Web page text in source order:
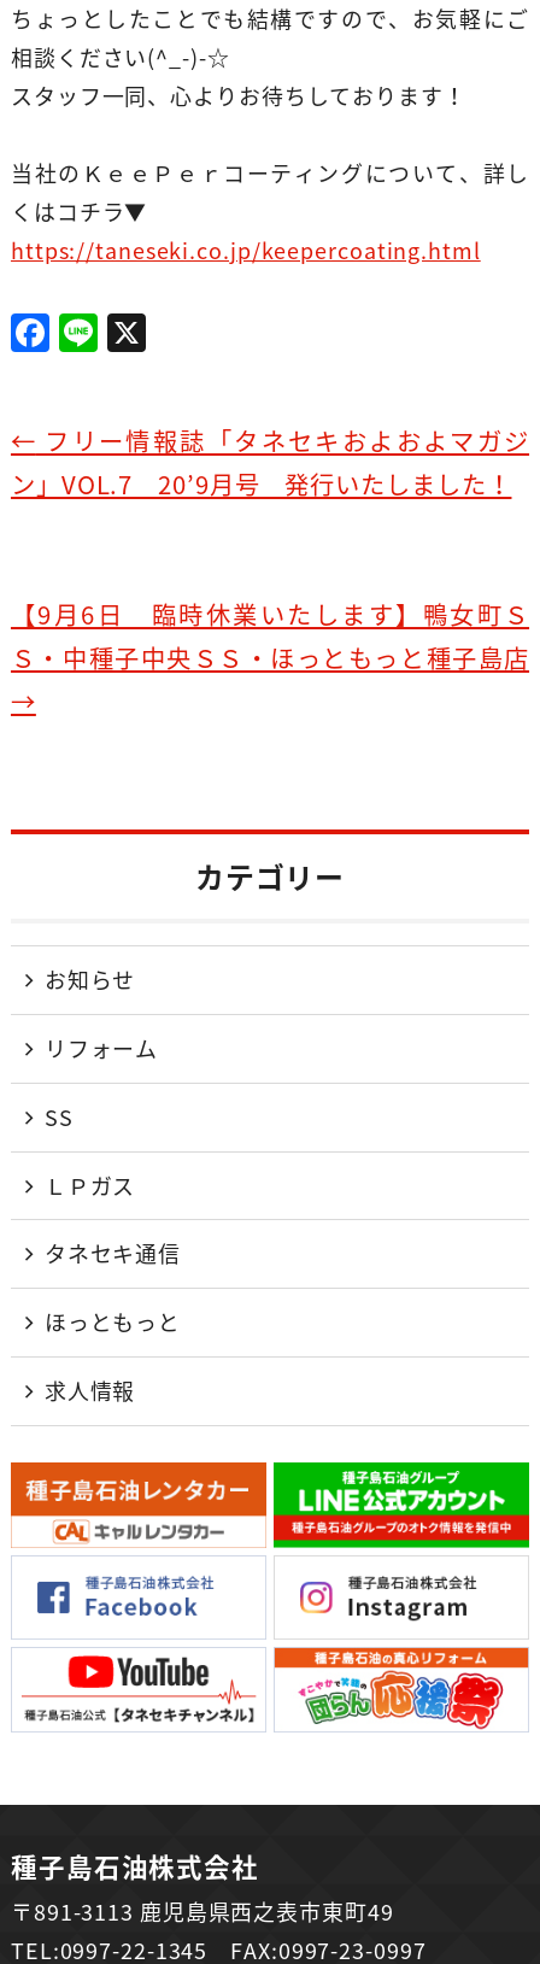
ちょっとしたことでも結構ですので、お気軽にご
相談ください(^_-)-☆
スタッフ一同、心よりお待ちしております！
当社のＫｅｅＰｅｒコーティングについて、詳し
くはコチラ▼
https://taneseki.co.jp/keepercoating.html
F
a
e
b
k
Li
n
X
← フリー情報誌「タネセキおよおよマガジ
ン」VOL.7 20’9月号 発行いたしました！
【9月6日 臨時休業いたします】鴨女町Ｓ
Ｓ・中種子中央ＳＳ・ほっともっと種子島店
→
カテゴリー
お知らせ
リフォーム
SS
ＬＰガス
タネセキ通信
ほっともっと
求人情報
種子島石油株式会社
〒891-3113 鹿児島県西之表市東町49
TEL:0997-22-1345 FAX:0997-23-0997